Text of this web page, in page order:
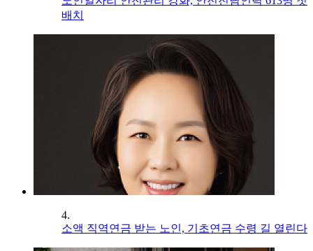
배치
4.
소액 직역연금 받는 노인, 기초연금 수령 길 열린다